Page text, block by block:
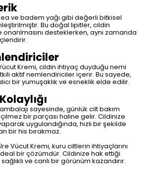
ve badem yağı gibi değerli bitkisel
Bu doğal lipitler, cildin
desteklerken, aynı zamanda
Kremi, cildin ihtiyaç duyduğu nemi
aktif nemlendiriciler içerir. Bu sayede,
bir yumuşaklık ve esneklik elde edilir.
sayesinde, günlük cilt bakım
bir parçası haline gelir. Cildinize
uygulandığında, hızlı bir şekilde
bir his bırakmaz.
Vücut Kremi, kuru ciltlerin ihtiyaçlarını
bir çözümdür. Cildinize hak ettiği
ve canlı bir görünüm kazandırır.